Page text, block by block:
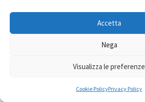
Accetta
Nega
Visualizza le preferenze
Cookie PolicyPrivacy Policy
Imballaggio e packaging
Reggia e tendireggia